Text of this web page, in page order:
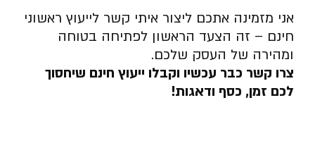
אני מזמינה אתכם ליצור איתי קשר לייעוץ ראשוני
חינם – זה הצעד הראשון לפתיחה בטוחה
ומהירה של העסק שלכם.
צרו קשר כבר עכשיו וקבלו ייעוץ חינם שיחסוך
לכם זמן, כסף ודאגות!